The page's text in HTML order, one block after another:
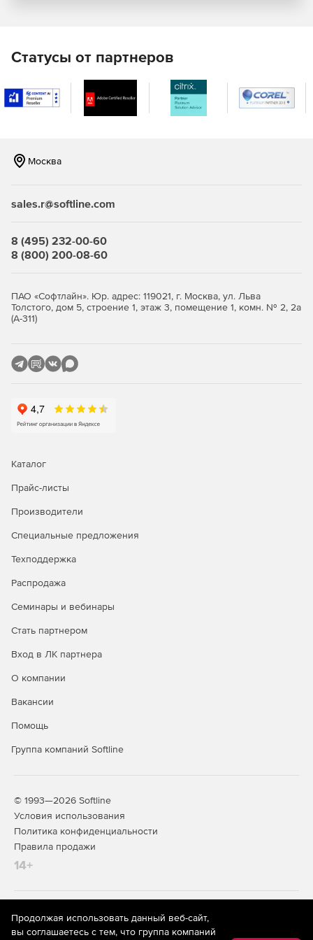
Перехват данных, выводимых за периметр ПК.
Контроль печати.
Цифровые отпечатки файлов при поиске и DLP-
Комплекс Стахановец: Полный контроль фиксирует и
в трее и окне браузера, через e-mail или Telegram. Можно
настроить отправку оповещений при использовании
Ключевые функции
Идентификация USB, краулер и геолокация.
предотвратить утечку важной информации.
Статусы от партнеров
Москва
sales.r@softline.com
8 (495) 232-00-60
8 (800) 200-08-60
ПАО «Софтлайн». Юр. адрес: 119021, г. Москва, ул. Льва
Толстого, дом 5, строение 1, этаж 3, помещение 1, комн. № 2, 2а
(А-311)
Каталог
Прайс-листы
Производители
Специальные предложения
Техподдержка
Распродажа
Семинары и вебинары
Стать партнером
Вход в ЛК партнера
О компании
Вакансии
Помощь
Группа компаний Softline
© 1993—2026 Softline
Условия использования
Политика конфиденциальности
Правила продажи
14+
На информационном ресурсе store.softline.ru применяются
рекомендательные технологии
(информационные технологии
предоставления информации на основе сбора,
Продолжая использовать данный веб-сайт,
вы соглашаетесь с тем, что группа компаний